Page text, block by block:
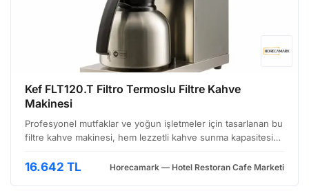
Kef FLT120.T Filtro Termoslu Filtre Kahve
Makinesi
Profesyonel mutfaklar ve yoğun işletmeler için tasarlanan bu
filtre kahve makinesi, hem lezzetli kahve sunma kapasitesi
restoran, kafe gibi yerlerde hızlı ve …
16.642 TL Horecamark — Hotel Restoran Cafe Marketi